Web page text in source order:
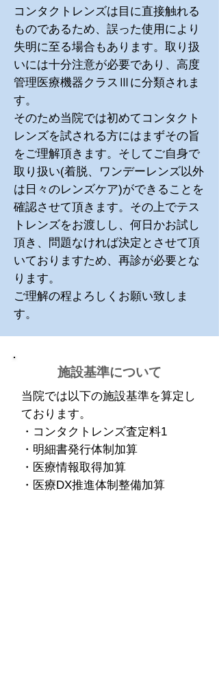
コンタクトレンズは目に直接触れる
ものであるため、誤った使用により
失明に至る場合もあります。取り扱
いには十分注意が必要であり、高度
管理医療機器クラスⅢに分類されま
す。
そのため当院では初めてコンタクト
レンズを試される方にはまずその旨
をご理解頂きます。そしてご自身で
取り扱い(着脱、ワンデーレンズ以外
は日々のレンズケア)ができることを
確認させて頂きます。その上でテス
トレンズをお渡しし、何日かお試し
頂き、問題なければ決定とさせて頂
いておりますため、再診が必要とな
ります。
ご理解の程よろしくお願い致しま
す。
施設基準について
当院では以下の施設基準を算定し
ております。
・コンタクトレンズ査定料1
・明細書発行体制加算
・医療情報取得加算
・医療DX推進体制整備加算